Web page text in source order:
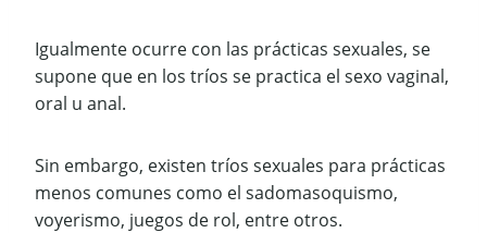
Igualmente ocurre con las prácticas sexuales, se
supone que en los tríos se practica el sexo vaginal,
oral u anal.
Sin embargo, existen tríos sexuales para prácticas
menos comunes como el sadomasoquismo,
voyerismo, juegos de rol, entre otros.